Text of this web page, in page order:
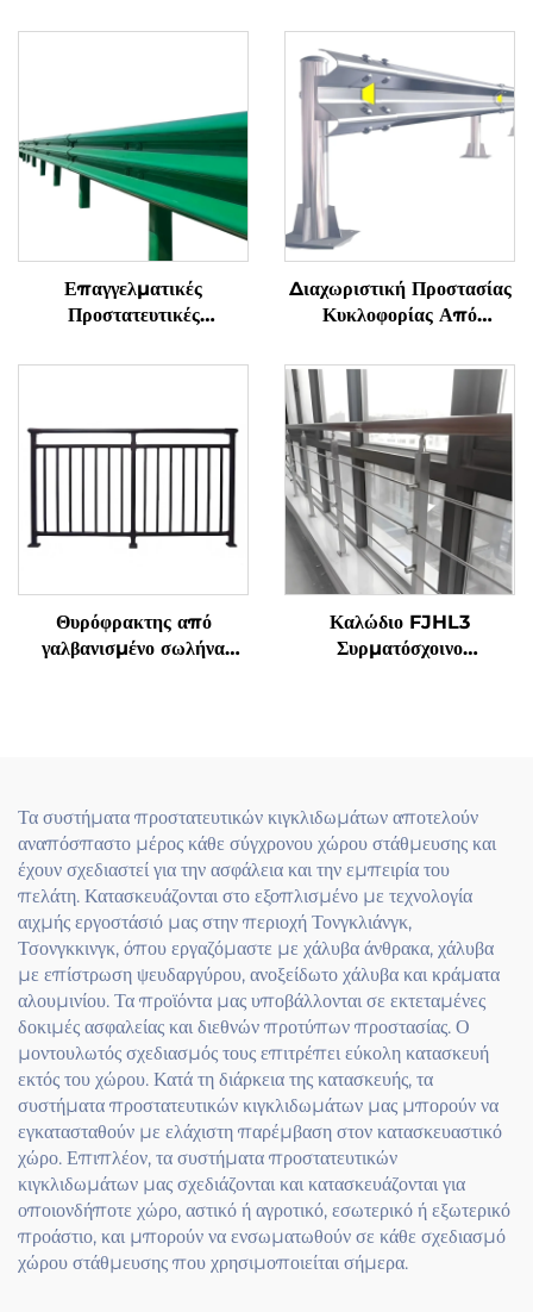
Επαγγελματικές
Προστατευτικές
Αυτοκινητόδρομου Από
Κατασκευασμένες Από
Διαχωριστική Προστασίας
Κυκλοφορίας Από
Δοκάρι Ζεματισμένο Σε
Θερμό Λουτρό Ζινκ,
Μήκος 4320mm,
Πιστοποιημένο ASTM
A123 Για Ασφάλεια Σε
Εθνικές Οδούς Και
Γέφυρες
Θυρόφρακτης από
γαλβανισμένο σωλήνα
Καλώδιο FJHL3
Συρματόσχοινο
και δάπεδα κτιρίων
Τα συστήματα προστατευτικών κιγκλιδωμάτων αποτελούν
αναπόσπαστο μέρος κάθε σύγχρονου χώρου στάθμευσης και
έχουν σχεδιαστεί για την ασφάλεια και την εμπειρία του
πελάτη. Κατασκευάζονται στο εξοπλισμένο με τεχνολογία
αιχμής εργοστάσιό μας στην περιοχή Τονγκλιάνγκ,
Τσονγκκινγκ, όπου εργαζόμαστε με χάλυβα άνθρακα, χάλυβα
με επίστρωση ψευδαργύρου, ανοξείδωτο χάλυβα και κράματα
αλουμινίου. Τα προϊόντα μας υποβάλλονται σε εκτεταμένες
δοκιμές ασφαλείας και διεθνών προτύπων προστασίας. Ο
μοντουλωτός σχεδιασμός τους επιτρέπει εύκολη κατασκευή
εκτός του χώρου. Κατά τη διάρκεια της κατασκευής, τα
συστήματα προστατευτικών κιγκλιδωμάτων μας μπορούν να
εγκατασταθούν με ελάχιστη παρέμβαση στον κατασκευαστικό
χώρο. Επιπλέον, τα συστήματα προστατευτικών
κιγκλιδωμάτων μας σχεδιάζονται και κατασκευάζονται για
οποιονδήποτε χώρο, αστικό ή αγροτικό, εσωτερικό ή εξωτερικό
προάστιο, και μπορούν να ενσωματωθούν σε κάθε σχεδιασμό
χώρου στάθμευσης που χρησιμοποιείται σήμερα.